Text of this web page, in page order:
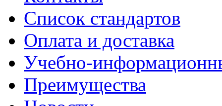
Список стандартов
Оплата и доставка
Учебно-
Преимущества